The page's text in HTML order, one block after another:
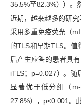
35.5%至82.3%））。
近期，越来越多的研
采用多重免疫荧光（
的TLS和早期TLS。值
后产生应答的患者具
iTLS；p=0.027）。随
显著优于低分组（
27.8%），p<0.001。